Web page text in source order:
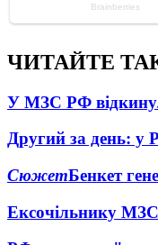
ЧИТАЙТЕ
У МЗС РФ
Другий за день: у
СюжетБенкет
Ексочільнику